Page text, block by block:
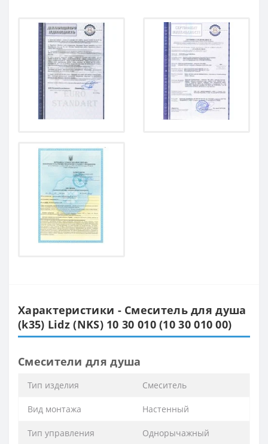
Характеристики - Смеситель для душа
(k35) Lidz (NKS) 10 30 010 (10 30 010 00)
Смесители для душа
Тип изделия Смеситель
Вид монтажа Настенный
Тип управления Однорычажный